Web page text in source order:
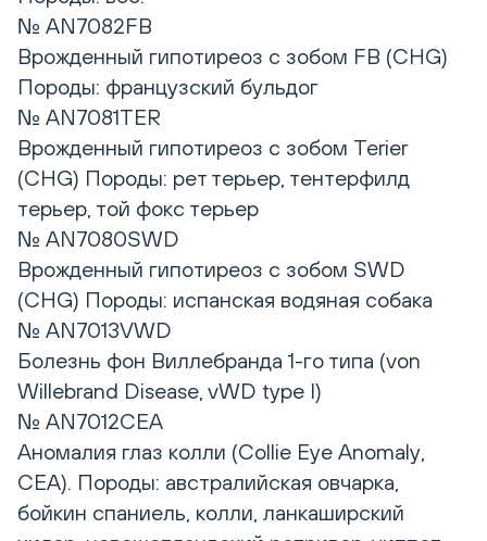
№ AN7082FB
Врожденный гипотиреоз с зобом FB (CHG)
Породы: французский бульдог
№ AN7081TER
Врожденный гипотиреоз с зобом Terier
(CHG) Породы: рет терьер, тентерфилд
терьер, той фокс терьер
№ AN7080SWD
Врожденный гипотиреоз с зобом SWD
(CHG) Породы: испанская водяная собака
№ AN7013VWD
Болезнь фон Виллебранда 1-го типа (von
Willebrand Disease, vWD type I)
№ AN7012CEA
Аномалия глаз колли (Сollie Eye Anomaly,
CEA). Породы: австралийская овчарка,
бойкин спаниель, колли, ланкаширский